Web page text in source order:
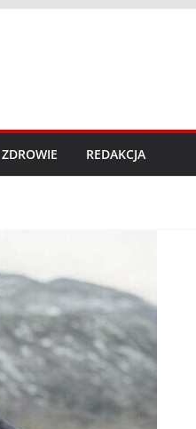
ZDROWIE REDAKCJA